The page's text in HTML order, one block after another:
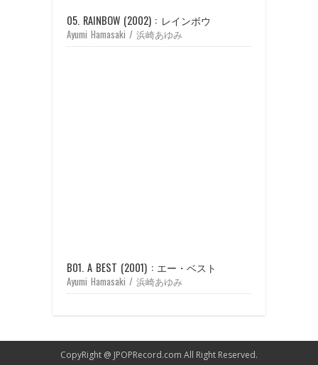
05. RAINBOW (2002) : レインボウ
Ayumi Hamasaki / 浜崎あゆみ
B01. A BEST (2001) : エー・ベスト
Ayumi Hamasaki / 浜崎あゆみ
CopyRight @ JPOPRecord.com All Right Reserved.